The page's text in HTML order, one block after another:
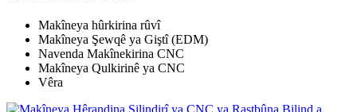
Makîneya hûrkirina rûvî
Makîneya Şewqê ya Giştî (EDM)
Navenda Makînekirina CNC
Makîneya Qulkirinê ya CNC
Vêra